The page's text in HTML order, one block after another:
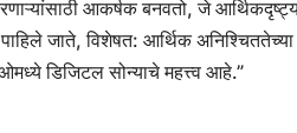
आकर्षक बनवतो, जे
जाते, विशेषत: आर्थिक
डिजिटल सोन्याचे महत्त्व आहे.”